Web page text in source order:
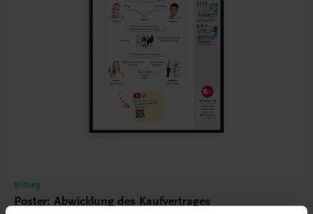
Bildung
Poster: Abwicklung des Kaufvertrages